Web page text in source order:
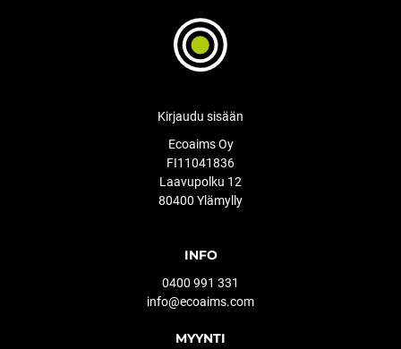
Kirjaudu sisään
Ecoaims Oy
FI11041836
Laavupolku 12
80400 Ylämylly
INFO
0400 991 331
info@ecoaims.com
MYYNTI